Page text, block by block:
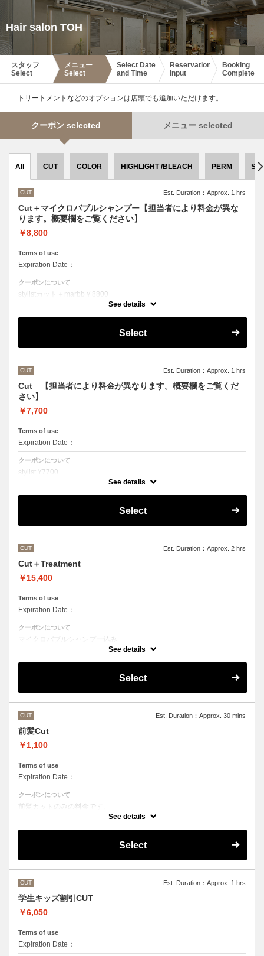
Hair salon TOH
スタッフ
Select
メニュー
Select
Select Date
and Time
Reservation
Input
Booking
Complete
トリートメントなどのオプションは店頭でも追加いただけます。
クーポン selected メニュー selected
All CUT COLOR HIGHLIGHT /BLEACH PERM
CUT Est. Duration：Approx. 1 hrs
Cut＋マイクロバブルシャンプー【担当者により料金が異な
ります。概要欄をご覧ください】
￥8,800
Terms of use
Expiration Date：
クーポンについて
stylistカット＋marbb￥8800
クバ指名カット＋marbb￥9350
シャンプースタイリング代が含まれております。
See details
Select
CUT Est. Duration：Approx. 1 hrs
Cut 【担当者により料金が異なります。概要欄をご覧くだ
さい】
￥7,700
Terms of use
Expiration Date：
クーポンについて
stylist ¥7700
シャンプースタイリング代が含まれております。
くかご来店の際にスタッフにお伝えください）
See details
Select
CUT Est. Duration：Approx. 2 hrs
Cut＋Treatment
￥15,400
Terms of use
Expiration Date：
クーポンについて
マイクロバブルシャンプー込み
Aujuaシステムトリートメントを使った４ステップトリートメント
で、料金が前後する場合がございます。
See details
Select
CUT Est. Duration：Approx. 30 mins
前髪Cut
￥1,100
Terms of use
Expiration Date：
クーポンについて
前髪カットのみの料金です。
●その他のメニューとご一緒に選択された場合
See details
Select
CUT Est. Duration：Approx. 1 hrs
学生キッズ割引CUT
￥6,050
Terms of use
Expiration Date：